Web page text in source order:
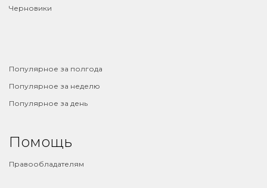
Черновики
Популярное за полгода
Популярное за неделю
Популярное за день
Помощь
Правообладателям